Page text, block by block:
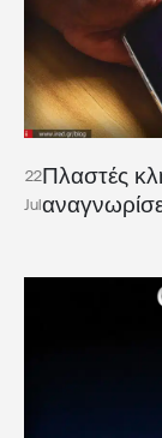
22
Jul
Πλαστές